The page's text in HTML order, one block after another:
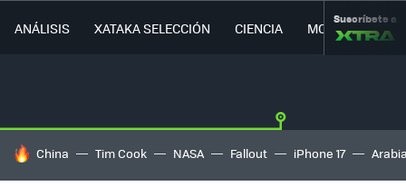
ANÁLISIS XATAKA SELECCIÓN CIENCIA MOVILIDAD
Suscríbete a
HOY SE HABLA DE
China Tim Cook NASA Fallout iPhone 17